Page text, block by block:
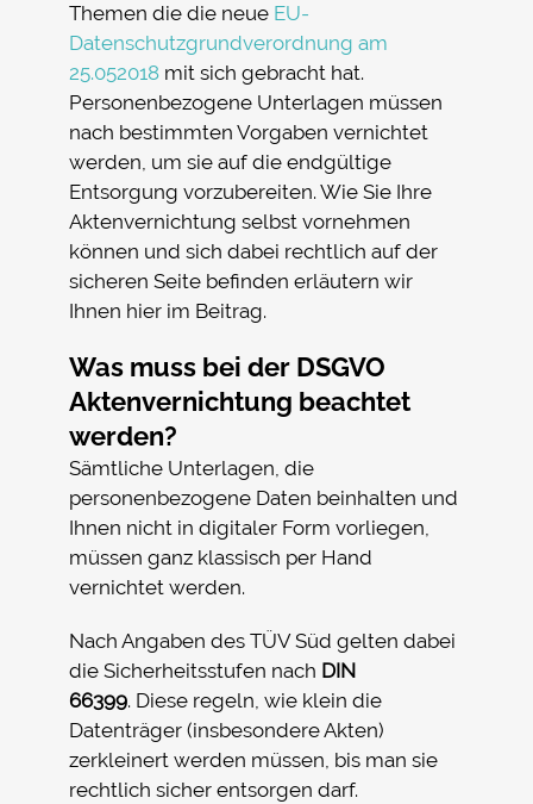
Themen die die neue EU-
Datenschutzgrundverordnung am
25.052018 mit sich gebracht hat.
Personenbezogene Unterlagen müssen
nach bestimmten Vorgaben vernichtet
werden, um sie auf die endgültige
Entsorgung vorzubereiten. Wie Sie Ihre
Aktenvernichtung selbst vornehmen
können und sich dabei rechtlich auf der
sicheren Seite befinden erläutern wir
Ihnen hier im Beitrag.
Was muss bei der DSGVO
Aktenvernichtung beachtet
werden?
Sämtliche Unterlagen, die
personenbezogene Daten beinhalten und
Ihnen nicht in digitaler Form vorliegen,
müssen ganz klassisch per Hand
vernichtet werden.
Nach Angaben des TÜV Süd gelten dabei
die Sicherheitsstufen nach DIN
66399. Diese regeln, wie klein die
Datenträger (insbesondere Akten)
zerkleinert werden müssen, bis man sie
rechtlich sicher entsorgen darf.